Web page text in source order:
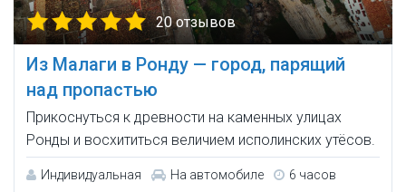
20 отзывов
Из Малаги в Ронду — город, парящий
над пропастью
Прикоснуться к древности на каменных улицах
Ронды и восхититься величием исполинских утёсов.
Индивидуальная На автомобиле 6 часов